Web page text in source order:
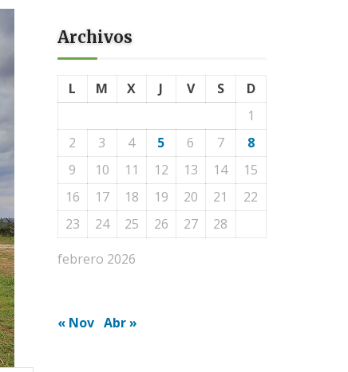
Archivos
febrero 2026
L M X J V S
D
1
2
3 4 5 6 7
8
9
10 11 12 13 14
15
16
17 18 19 20 21
22
23
24 25 26 27 28
« Nov Abr »